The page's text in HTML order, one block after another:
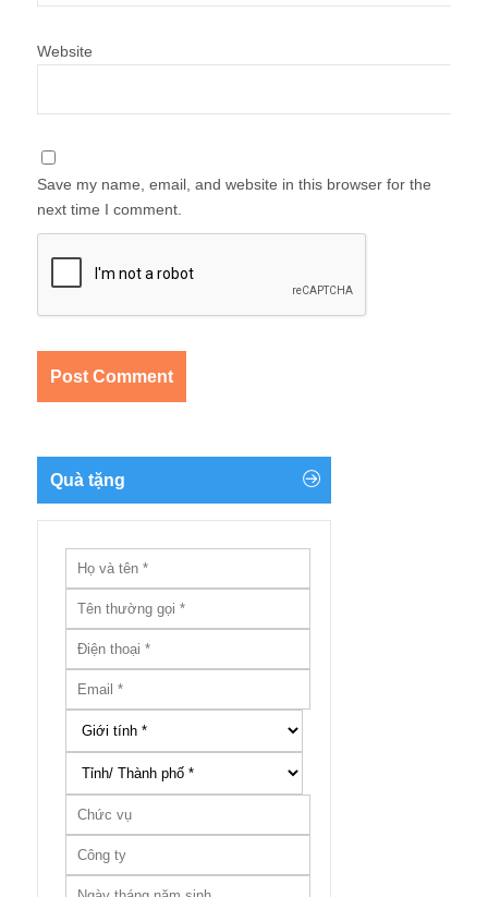
Website
Save my name, email, and website in this browser for the
next time I comment.
Quà tặng